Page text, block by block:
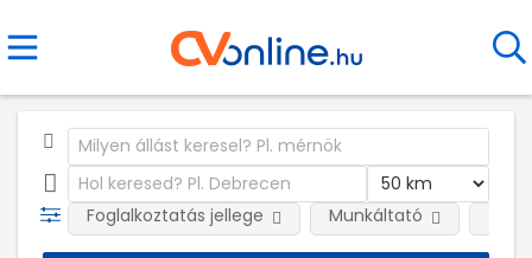
Foglalkoztatás jellege Munkáltató